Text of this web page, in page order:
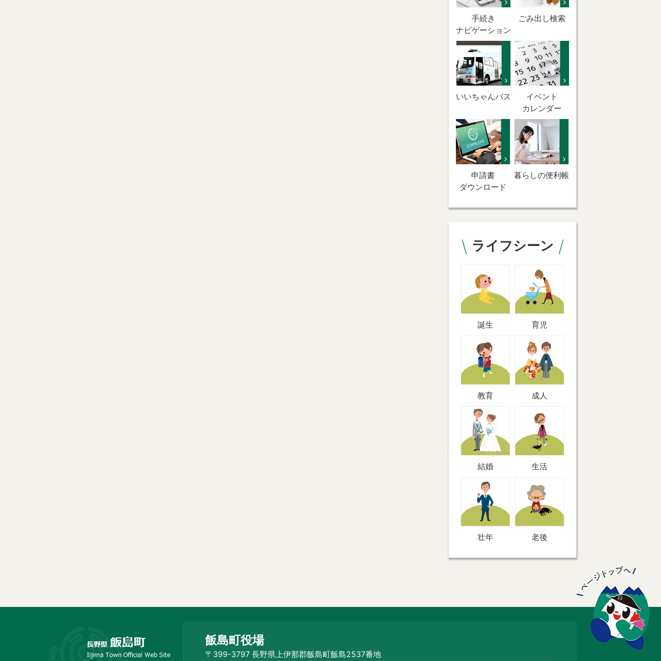
手続き
ナビゲーション
ごみ出し検索
いいちゃんバス
イベント
カレンダー
申請書
ダウンロード
暮らしの便利帳
ライフシーン
誕生 育児
教育 成人
結婚 生活
壮年 老後
飯島町役場
〒399-3797 長野県上伊那郡飯島町飯島2537番地